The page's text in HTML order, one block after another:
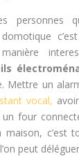
personnes
Mettre un
vocal,
four
c’est
peut